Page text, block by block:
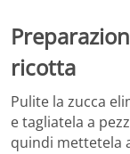
ricotta
Pulite la zucca
e tagliatela a
quindi mettetela